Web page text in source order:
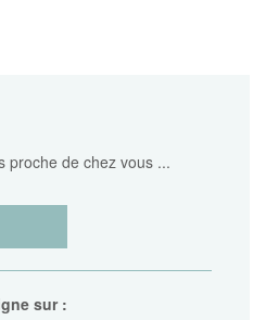
proche de chez vous ...
sur :